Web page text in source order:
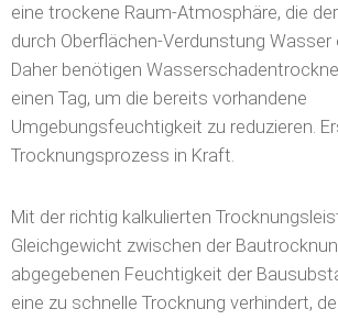
eine trockene Raum-Atmosphäre, die
durch Oberflächen-Verdunstung Wasser
Daher benötigen
einen Tag, um die bereits vorhandene
Umgebungsfeuchtigkeit zu reduzieren.
Trocknungsprozess in Kraft.
Mit der richtig kalkulierten
Gleichgewicht zwischen der
abgegebenen Feuchtigkeit der
eine zu schnelle Trocknung verhindert,